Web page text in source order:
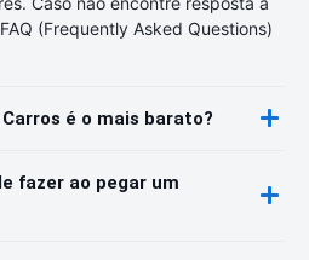
(Frequently Asked Questions)
é o mais barato?
fazer ao pegar um